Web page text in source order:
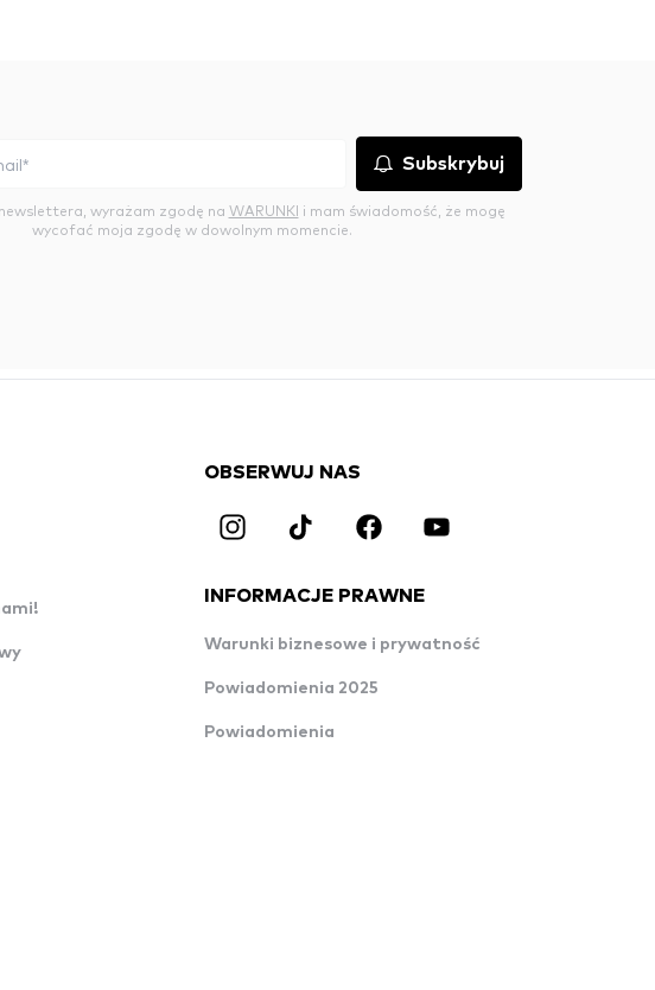
Subskrybuj
wyrażam zgodę na WARUNKI i mam świadomość, że mogę
wycofać moja zgodę w dowolnym momencie.
OBSERWUJ NAS
INFORMACJE PRAWNE
Warunki biznesowe i prywatność
Powiadomienia 2025
Powiadomienia